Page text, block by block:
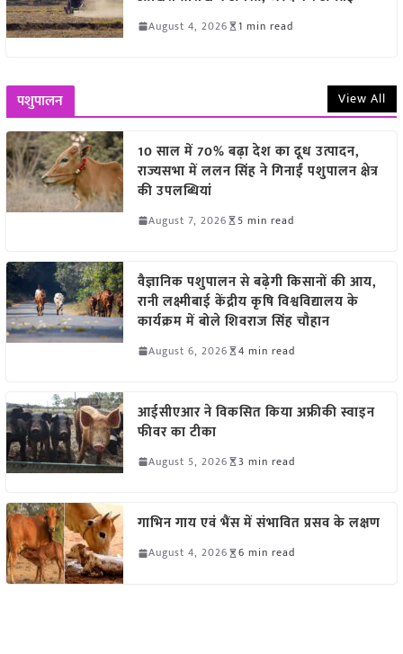
August 4, 2026 1 min read
पशुपालन View All
10 साल में 70% बढ़ा देश का दूध उत्पादन,
राज्यसभा में ललन सिंह ने गिनाईं पशुपालन क्षेत्र
की उपलब्धियां
August 7, 2026 5 min read
वैज्ञानिक पशुपालन से बढ़ेगी किसानों की आय,
रानी लक्ष्मीबाई केंद्रीय कृषि विश्वविद्यालय के
कार्यक्रम में बोले शिवराज सिंह चौहान
August 6, 2026 4 min read
आईसीएआर ने विकसित किया अफ्रीकी स्वाइन
फीवर का टीका
August 5, 2026 3 min read
गाभिन गाय एवं भैंस में संभावित प्रसव के लक्षण
August 4, 2026 6 min read